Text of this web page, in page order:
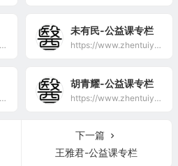
https://www.zhentuiyixue.com/special/%e6%9d%8e%e6%98%95%e6%99%8f-%e5%85%ac%e7%9b%8a%e8%af%be%e4%b8%93%e6%a0%8f
未有民-公益课专栏
https://www.zhentuiyixue.com/special/%e6%9c%aa%e6%9c%89%e6%b0%91-%e5%85%ac%e7%9b%8a%e8%af%be%e4%b8%93%e6%a0%8f
https://www.zhentuiyixue.com/special/%e7%8e%84%e7%8f%8d-%e5%85%ac%e7%9b%8a%e8%af%be%e4%b8%93%e6%a0%8f
胡青耀-公益课专栏
https://www.zhentuiyixue.com/special/%e8%83%a1%e9%9d%92%e8%80%80-%e5%85%ac%e7%9b%8a%e8%af%be%e4%b8%93%e6%a0%8f
下一篇
王雅君-公益课专栏